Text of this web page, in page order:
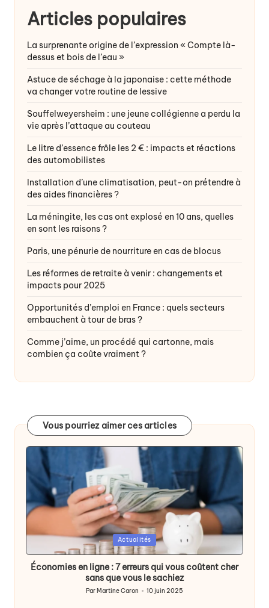
Articles populaires
La surprenante origine de l’expression « Compte là-
dessus et bois de l’eau »
Astuce de séchage à la japonaise : cette méthode
va changer votre routine de lessive
Souffelweyersheim : une jeune collégienne a perdu la
vie après l’attaque au couteau
Le litre d’essence frôle les 2 € : impacts et réactions
des automobilistes
Installation d’une climatisation, peut-on prétendre à
des aides financières ?
La méningite, les cas ont explosé en 10 ans, quelles
en sont les raisons ?
Paris, une pénurie de nourriture en cas de blocus
Les réformes de retraite à venir : changements et
impacts pour 2025
Opportunités d’emploi en France : quels secteurs
embauchent à tour de bras ?
Comme j’aime, un procédé qui cartonne, mais
combien ça coûte vraiment ?
Vous pourriez aimer ces articles
Posted
Actualités
Économies en ligne : 7 erreurs qui vous coûtent cher
sans que vous le sachiez
Publié
ParMartine Caron 10 juin 2025